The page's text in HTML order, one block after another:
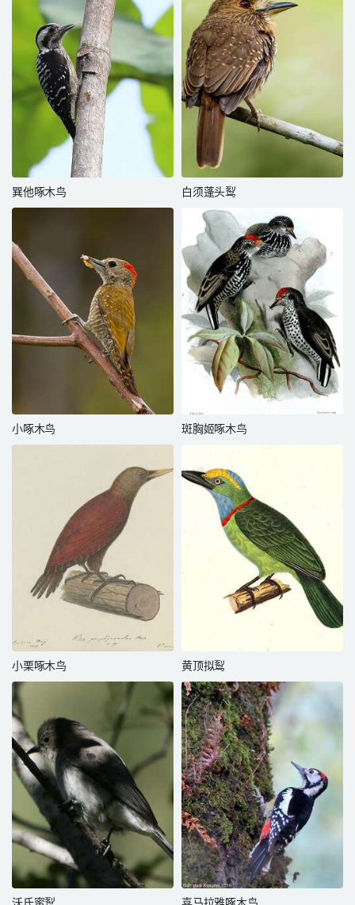
巽他啄木鸟 白须蓬头䴕
小啄木鸟 斑胸姬啄木鸟
小栗啄木鸟 黄顶拟䴕